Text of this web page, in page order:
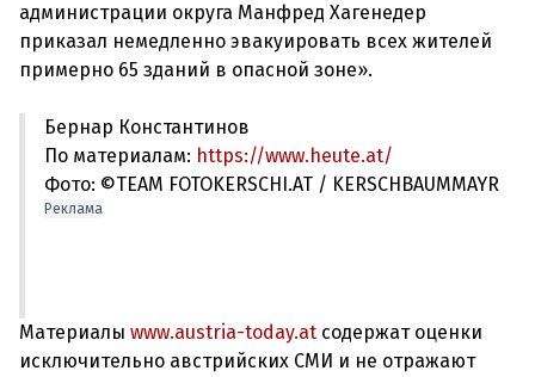
администрации округа Манфред Хагенедер
приказал немедленно эвакуировать всех жителей
Бернар Константинов
По материалам: https://www.heute.at/
Фото: ©TEAM FOTOKERSCHI.AT / KERSCHBAUMMAYR
Реклама
Материалы www.austria-today.at содержат оценки
исключительно австрийских СМИ и не отражают